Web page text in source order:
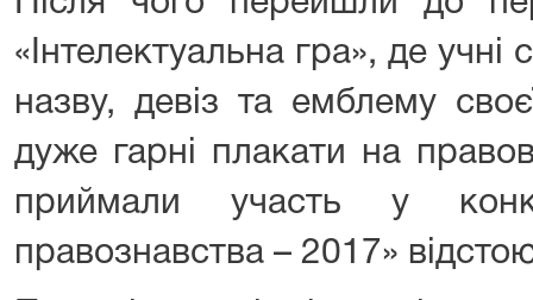
«Інтелектуальна гра», де учні
назву, девіз та емблему
дуже гарні плакати на
приймали участь у
правознавства – 2017»